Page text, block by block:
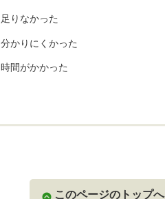
足りなかった
分かりにくかった
時間がかかった
このページのトップへ